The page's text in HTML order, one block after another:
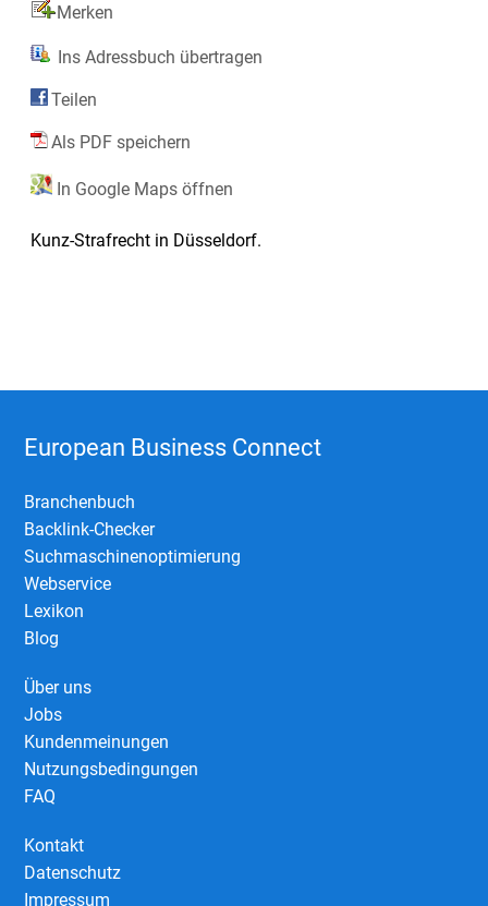
Merken
Ins Adressbuch übertragen
Teilen
Als PDF speichern
In Google Maps öffnen
Kunz-Strafrecht in Düsseldorf.
European Business Connect
Branchenbuch
Backlink-Checker
Suchmaschinenoptimierung
Webservice
Lexikon
Blog
Über uns
Jobs
Kundenmeinungen
Nutzungsbedingungen
FAQ
Kontakt
Datenschutz
Impressum